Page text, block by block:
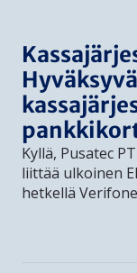
Kyllä, Pusatec
liittää ulkoinen
hetkellä